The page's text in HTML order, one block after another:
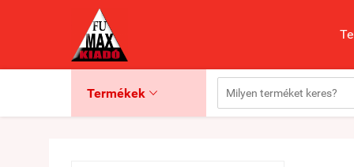
Termékek 